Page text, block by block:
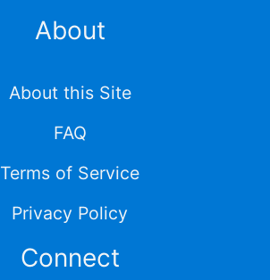
About
About this Site
FAQ
Terms of Service
Privacy Policy
Connect